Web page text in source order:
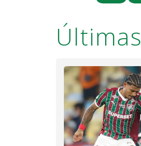
Últimas